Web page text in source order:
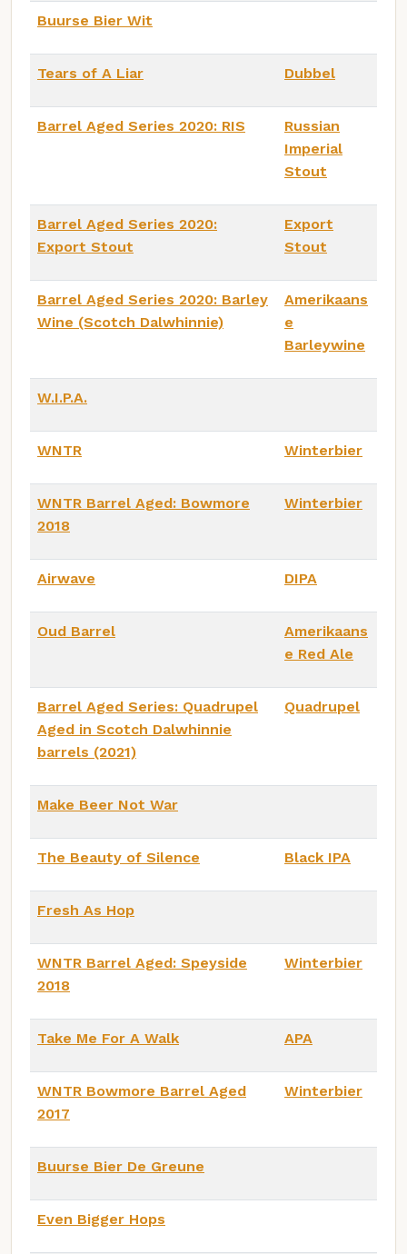
Buurse Bier Wit
Tears of A Liar Dubbel
Barrel Aged Series 2020: RIS
Russian
Imperial
Stout
Barrel Aged Series 2020:
Export Stout
Export
Stout
Barrel Aged Series 2020: Barley
Wine (Scotch Dalwhinnie)
Amerikaans
e
Barleywine
W.I.P.A.
WNTR Winterbier
WNTR Barrel Aged: Bowmore
2018
Winterbier
Airwave DIPA
Oud Barrel
Amerikaans
e Red Ale
Barrel Aged Series: Quadrupel
Aged in Scotch Dalwhinnie
barrels (2021)
Quadrupel
Make Beer Not War
The Beauty of Silence Black IPA
Fresh As Hop
WNTR Barrel Aged: Speyside
2018
Winterbier
Take Me For A Walk APA
WNTR Bowmore Barrel Aged
2017
Winterbier
Buurse Bier De Greune
Even Bigger Hops